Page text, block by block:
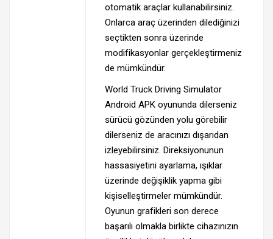
otomatik araçlar kullanabilirsiniz.
Onlarca araç üzerinden dilediğinizi
seçtikten sonra üzerinde
modifikasyonlar gerçekleştirmeniz
de mümkündür.
World Truck Driving Simulator
Android APK oyununda dilerseniz
sürücü gözünden yolu görebilir
dilerseniz de aracınızı dışarıdan
izleyebilirsiniz. Direksiyonunun
hassasiyetini ayarlama, ışıklar
üzerinde değişiklik yapma gibi
kişiselleştirmeler mümkündür.
Oyunun grafikleri son derece
başarılı olmakla birlikte cihazınızın